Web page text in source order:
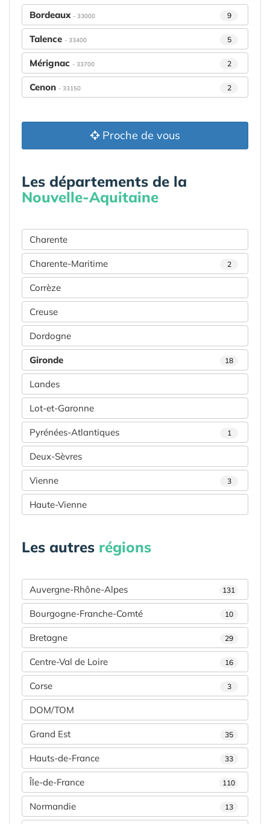
Bordeaux - 33000 9
Talence - 33400 5
Mérignac - 33700 2
Cenon - 33150 2
Proche de vous
Les départements de la
Nouvelle-Aquitaine
Charente
Charente-Maritime 2
Corrèze
Creuse
Dordogne
Gironde 18
Landes
Lot-et-Garonne
Pyrénées-Atlantiques 1
Deux-Sèvres
Vienne 3
Haute-Vienne
Les autres régions
Auvergne-Rhône-Alpes 131
Bourgogne-Franche-Comté 10
Bretagne 29
Centre-Val de Loire 16
Corse 3
DOM/TOM
Grand Est 35
Hauts-de-France 33
Île-de-France 110
Normandie 13